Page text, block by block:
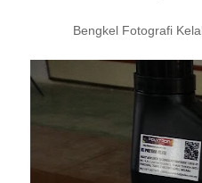
Bengkel Fotografi